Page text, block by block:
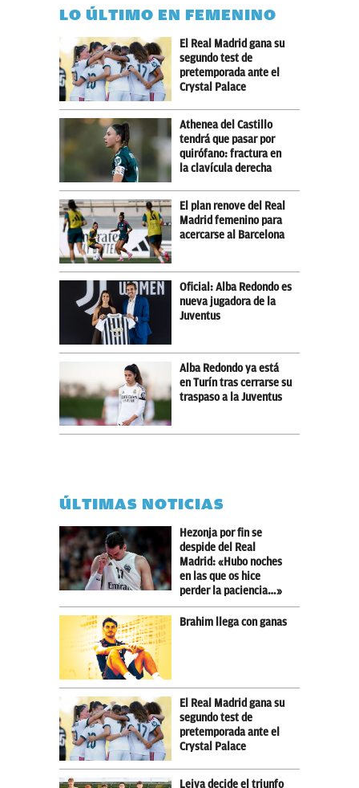
LO ÚLTIMO EN FEMENINO
El Real Madrid gana su
segundo test de
pretemporada ante el
Crystal Palace
Athenea del Castillo
tendrá que pasar por
quirófano: fractura en
la clavícula derecha
El plan renove del Real
Madrid femenino para
acercarse al Barcelona
Oficial: Alba Redondo es
nueva jugadora de la
Juventus
Alba Redondo ya está
en Turín tras cerrarse su
traspaso a la Juventus
ÚLTIMAS NOTICIAS
Hezonja por fin se
despide del Real
Madrid: «Hubo noches
en las que os hice
perder la paciencia…»
Brahim llega con ganas
El Real Madrid gana su
segundo test de
pretemporada ante el
Crystal Palace
Leiva decide el triunfo